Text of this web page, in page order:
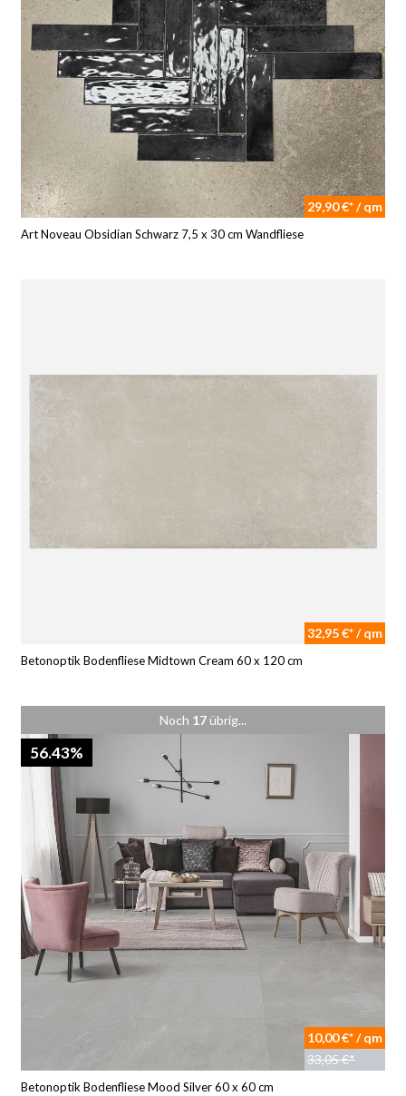
29,90 €* / qm
Art Noveau Obsidian Schwarz 7,5 x 30 cm Wandfliese
32,95 €* / qm
Betonoptik Bodenfliese Midtown Cream 60 x 120 cm
Noch 17 übrig...
56.43%
10,00 €* / qm
33,05 €*
Betonoptik Bodenfliese Mood Silver 60 x 60 cm